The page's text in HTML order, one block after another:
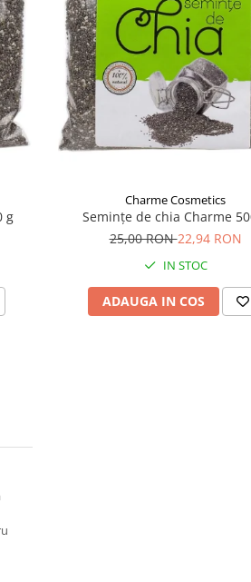
g
Charme Cosmetics
Semințe de chia Charme
25,00 RON22,94 RON
IN STOC
ADAUGA IN COS